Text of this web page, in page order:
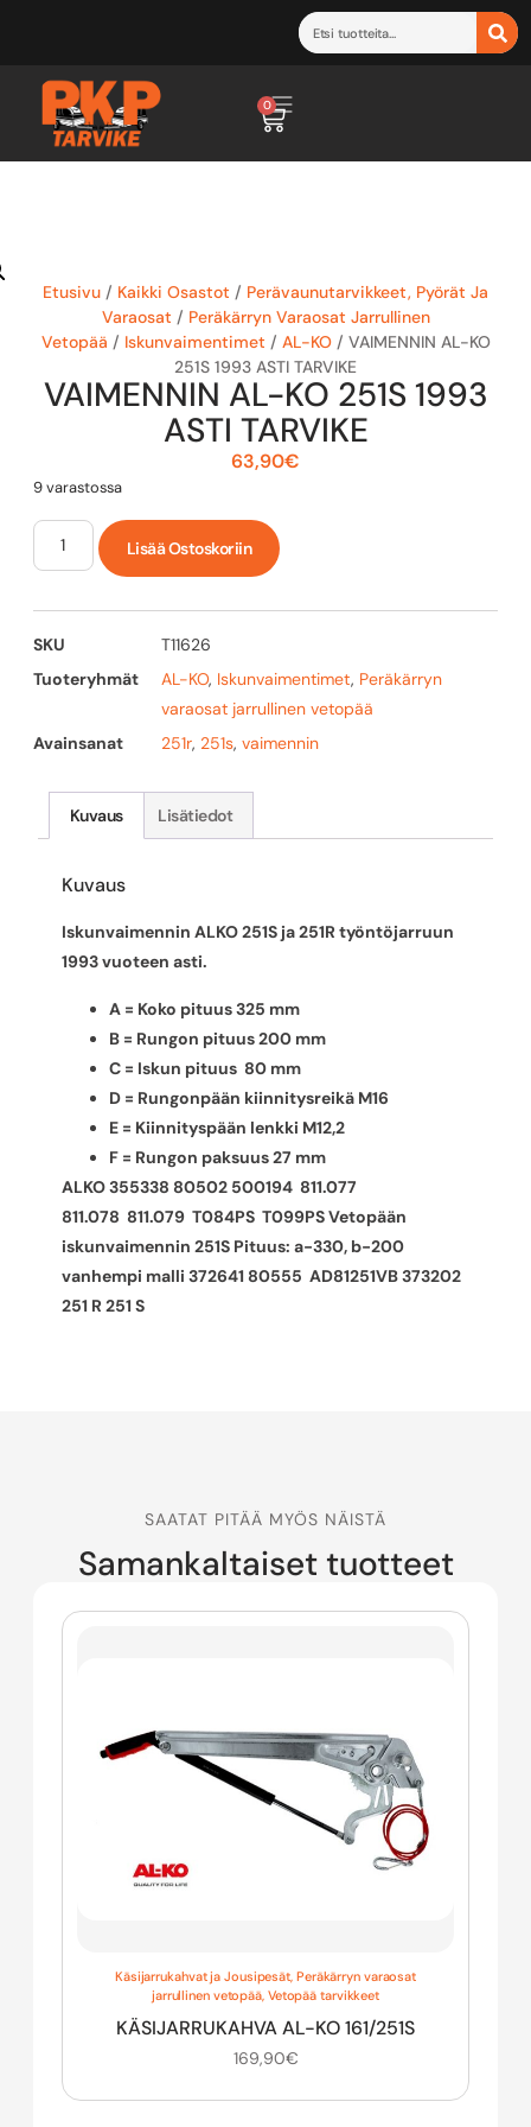
0
Etusivu / Kaikki Osastot / Perävaunutarvikkeet, Pyörät Ja
Varaosat / Peräkärryn Varaosat Jarrullinen
Vetopää / Iskunvaimentimet / AL-KO/ VAIMENNIN AL-KO
251S 1993 ASTI TARVIKE
VAIMENNIN AL-KO 251S 1993
ASTI TARVIKE
63,90€
9 varastossa
Lisää Ostoskoriin
SKU
T11626
Tuoteryhmät
AL-KO, Iskunvaimentimet, Peräkärryn
varaosat jarrullinen vetopää
Avainsanat
251r, 251s, vaimennin
Kuvaus Lisätiedot
Kuvaus
Iskunvaimennin ALKO 251S ja 251R työntöjarruun
1993 vuoteen asti.
A = Koko pituus 325 mm
B = Rungon pituus 200 mm
C = Iskun pituus 80 mm
D = Rungonpään kiinnitysreikä M16
E = Kiinnityspään lenkki M12,2
F = Rungon paksuus 27 mm
ALKO 355338 80502 500194 811.077
811.078 811.079 T084PS T099PS Vetopään
iskunvaimennin 251S Pituus: a-330, b-200
vanhempi malli 372641 80555 AD81251VB 373202
251 R 251 S
SAATAT PITÄÄ MYÖS NÄISTÄ
Samankaltaiset tuotteet
Käsijarrukahvat ja Jousipesät, Peräkärryn varaosat
jarrullinen vetopää, Vetopää tarvikkeet
KÄSIJARRUKAHVA AL-KO 161/251S
169,90€